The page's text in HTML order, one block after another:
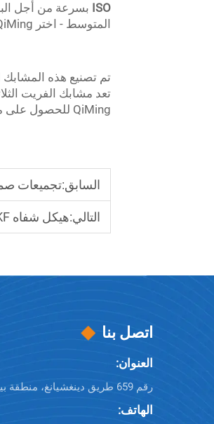
ISO بسرعة من أجل
المتوسط - اختر QiMing للحصول على عروض رائعة على مشابك الفريت الثلاثية.
تم تصنيع هذه المشابك
تعد مشابك الفريت
QiMing للحصول على مشابك فريت ثلاثية عالية الجودة
السابق:تجميعات
التالي:هيكل شفاه KF في أنظمة الفراغ الوحداتية
اتصل بنا
العنوان:
رقم 659 طريق دينغشيانغ، منطقة بينغهاي الصناعية، ونتشو، تشجيانغ، 325025، الصين
الهاتف: